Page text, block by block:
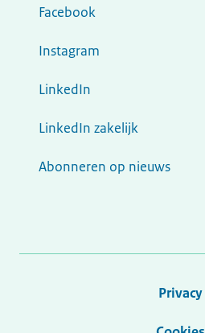
Facebook
Instagram
LinkedIn
LinkedIn zakelijk
Abonneren op nieuws
Privacy